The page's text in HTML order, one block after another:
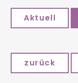
Aktuell
zurück